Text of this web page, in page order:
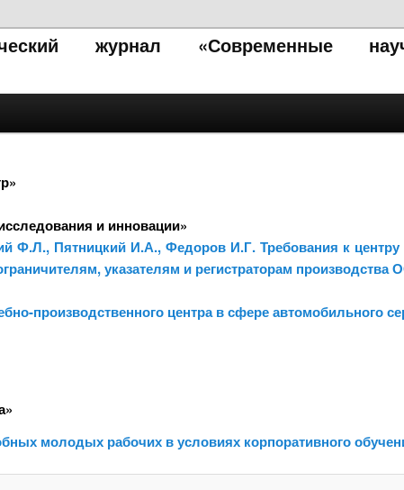
журнал «Современные
и инновации»
Ф.Л., Пятницкий И.А., Федоров И.Г. Требования к центру
указателям и регистраторам производства
производственного центра в сфере автомобильного
молодых рабочих в условиях корпоративного